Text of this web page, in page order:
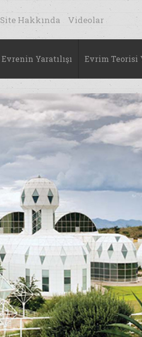
Site Hakkında Videolar
Evrenin Yaratılışı Evrim Teorisi